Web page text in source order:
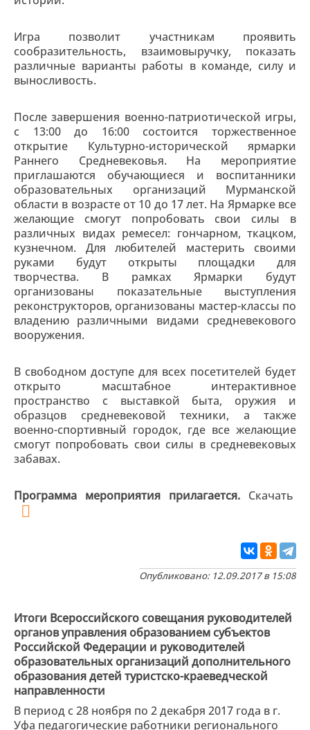
Игра позволит участникам проявить
сообразительность, взаимовыручку, показать
различные варианты работы в команде, силу и
выносливость.
После завершения военно-патриотической игры,
с 13:00 до 16:00 состоится торжественное
открытие Культурно-исторической ярмарки
Раннего Средневековья. На мероприятие
приглашаются обучающиеся и воспитанники
образовательных организаций Мурманской
области в возрасте от 10 до 17 лет. На Ярмарке все
желающие смогут попробовать свои силы в
различных видах ремесел: гончарном, ткацком,
кузнечном. Для любителей мастерить своими
руками будут открыты площадки для
творчества. В рамках Ярмарки будут
организованы показательные выступления
реконструкторов, организованы мастер-классы по
владению различными видами средневекового
вооружения.
В свободном доступе для всех посетителей будет
открыто масштабное интерактивное
пространство с выставкой быта, оружия и
образцов средневековой техники, а также
военно-спортивный городок, где все желающие
смогут попробовать свои силы в средневековых
забавах.
Программа мероприятия прилагается. Скачать
Опубликовано: 12.09.2017 в 15:08
Итоги Всероссийского совещания руководителей
органов управления образованием субъектов
Российской Федерации и руководителей
образовательных организаций дополнительного
образования детей туристско-краеведческой
направленности
В период с 28 ноября по 2 декабря 2017 года в г.
Уфа педагогические работники регионального